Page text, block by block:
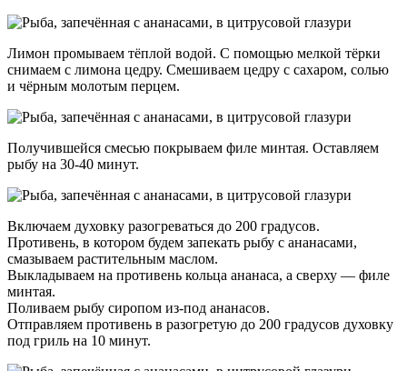
Лимон промываем тёплой водой. С помощью мелкой тёрки
снимаем с лимона цедру. Смешиваем цедру с сахаром, солью
и чёрным молотым перцем.
Получившейся смесью покрываем филе минтая. Оставляем
рыбу на 30-40 минут.
Включаем духовку разогреваться до 200 градусов.
Противень, в котором будем запекать рыбу с ананасами,
смазываем растительным маслом.
Выкладываем на противень кольца ананаса, а сверху — филе
минтая.
Поливаем рыбу сиропом из-под ананасов.
Отправляем противень в разогретую до 200 градусов духовку
под гриль на 10 минут.